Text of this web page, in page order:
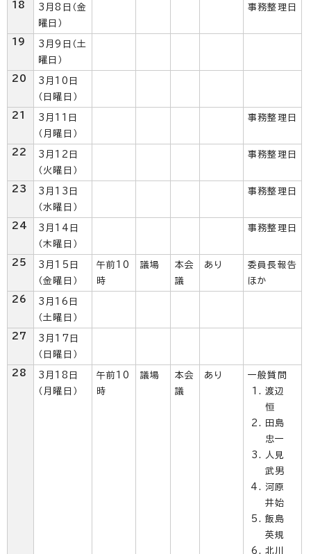
18
3月8日（金
曜日）
事務整理日
19
3月9日（土
曜日）
20
3月10日
（日曜日）
21
3月11日
（月曜日）
事務整理日
22
3月12日
（火曜日）
事務整理日
23
3月13日
（水曜日）
事務整理日
24
3月14日
（木曜日）
事務整理日
25
3月15日
（金曜日）
午前10
時
議場
本会
議
あり
委員長報告
ほか
26
3月16日
（土曜日）
27
3月17日
（日曜日）
28
3月18日
（月曜日）
午前10
時
議場
本会
議
あり
一般質問
渡辺
恒
田島
忠一
人見
武男
河原
井始
飯島
英規
北川